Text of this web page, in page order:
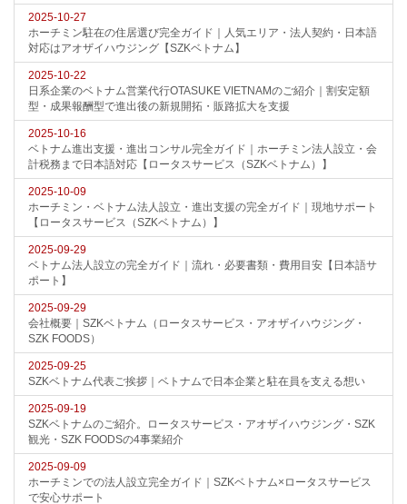
2025-10-27
ホーチミン駐在の住居選び完全ガイド｜人気エリア・法人契約・日本語
対応はアオザイハウジング【SZKベトナム】
2025-10-22
日系企業のベトナム営業代行OTASUKE VIETNAMのご紹介｜割安定額
型・成果報酬型で進出後の新規開拓・販路拡大を支援
2025-10-16
ベトナム進出支援・進出コンサル完全ガイド｜ホーチミン法人設立・会
計税務まで日本語対応【ロータスサービス（SZKベトナム）】
2025-10-09
ホーチミン・ベトナム法人設立・進出支援の完全ガイド｜現地サポート
【ロータスサービス（SZKベトナム）】
2025-09-29
ベトナム法人設立の完全ガイド｜流れ・必要書類・費用目安【日本語サ
ポート】
2025-09-29
会社概要｜SZKベトナム（ロータスサービス・アオザイハウジング・
SZK FOODS）
2025-09-25
SZKベトナム代表ご挨拶｜ベトナムで日本企業と駐在員を支える想い
2025-09-19
SZKベトナムのご紹介。ロータスサービス・アオザイハウジング・SZK
観光・SZK FOODSの4事業紹介
2025-09-09
ホーチミンでの法人設立完全ガイド｜SZKベトナム×ロータスサービス
で安心サポート